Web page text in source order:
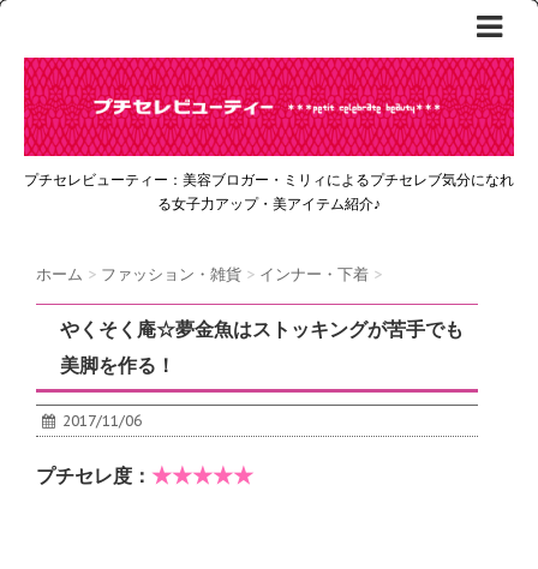
プチセレビューティー：美容ブロガー・ミリィによるプチセレブ気分になれ
る女子力アップ・美アイテム紹介♪
ホーム > ファッション・雑貨 > インナー・下着 >
やくそく庵☆夢金魚はストッキングが苦手でも
美脚を作る！
2017/11/06
プチセレ度： ★★★★★